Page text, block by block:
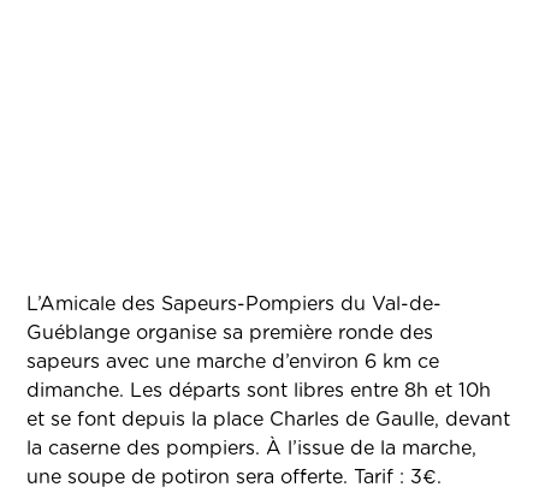
L’Amicale des Sapeurs-Pompiers du Val-de-
Guéblange organise sa première ronde des
sapeurs avec une marche d’environ 6 km ce
dimanche. Les départs sont libres entre 8h et 10h
et se font depuis la place Charles de Gaulle, devant
la caserne des pompiers. À l’issue de la marche,
une soupe de potiron sera offerte. Tarif : 3€.